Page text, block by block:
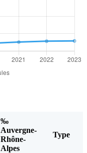
‰
Auvergne-
Rhône-
Alpes
Type